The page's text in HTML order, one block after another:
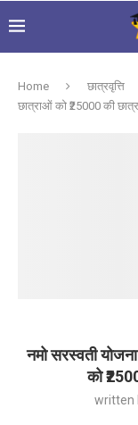
Home छात्रवृत्ति
छात्राओं को ₹25000 की
नमो सरस्वती
को
written